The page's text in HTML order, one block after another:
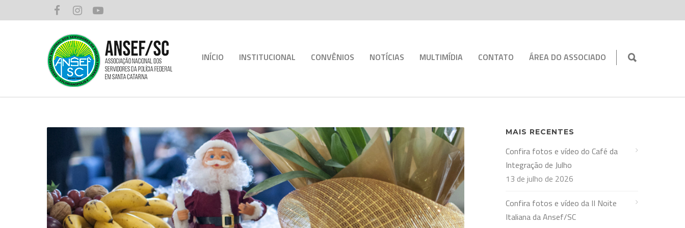
INÍCIO INSTITUCIONAL CONVÊNIOS NOTÍCIAS MULTIMÍDIA CONTATO ÁREA DO ASSOCIADO
MAIS RECENTES
Confira fotos e vídeo do Café da
Integração de Julho
13 de julho de 2026
Confira fotos e vídeo da II Noite
Italiana da Ansef/SC